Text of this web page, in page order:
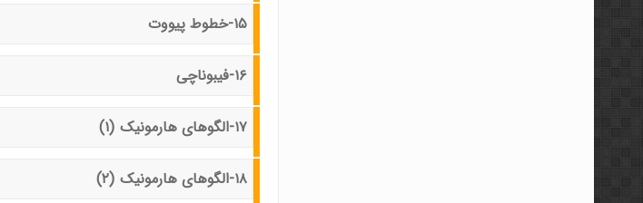
۱۵-خطوط پیووت
۱۶-فیبوناچی
۱۷-الگوهای هارمونیک (۱)
۱۸-الگوهای هارمونیک (۲)